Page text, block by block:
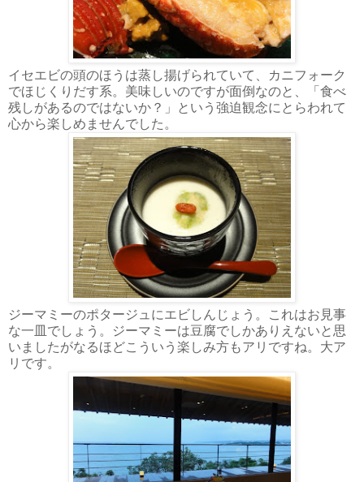
イセエビの頭のほうは蒸し揚げられていて、カニフォーク
でほじくりだす系。美味しいのですが面倒なのと、「食べ
残しがあるのではないか？」という強迫観念にとらわれて
心から楽しめませんでした。
ジーマミーのポタージュにエビしんじょう。これはお見事
な一皿でしょう。ジーマミーは豆腐でしかありえないと思
いましたがなるほどこういう楽しみ方もアリですね。大ア
リです。